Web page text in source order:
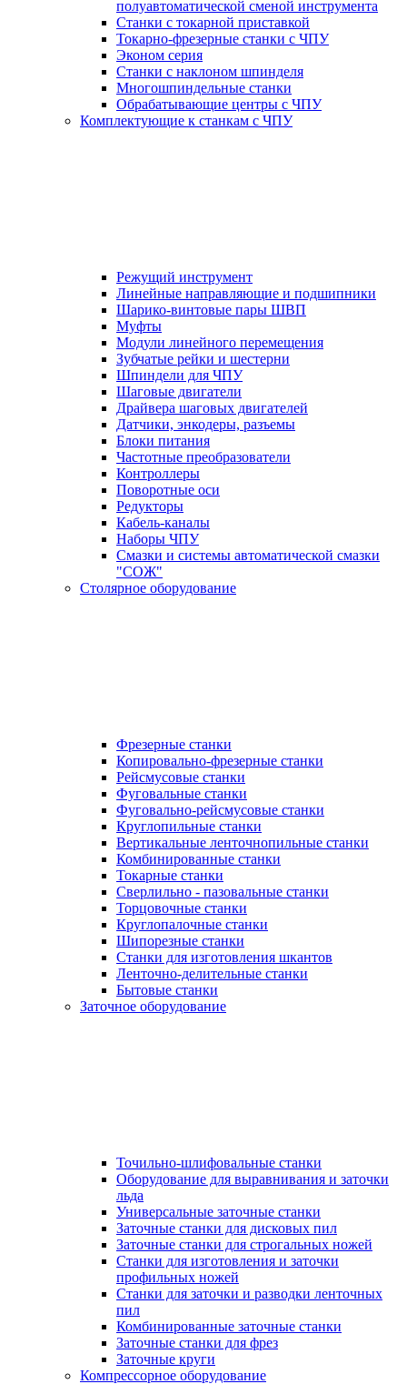
полуавтоматической сменой инструмента
Станки с токарной приставкой
Токарно-фрезерные станки с ЧПУ
Эконом серия
Станки с наклоном шпинделя
Многошпиндельные станки
Обрабатывающие центры с ЧПУ
Комплектующие к станкам с ЧПУ
Режущий инструмент
Линейные направляющие и подшипники
Шарико-винтовые пары ШВП
Муфты
Модули линейного перемещения
Зубчатые рейки и шестерни
Шпиндели для ЧПУ
Шаговые двигатели
Драйвера шаговых двигателей
Датчики, энкодеры, разъемы
Блоки питания
Частотные преобразователи
Контроллеры
Поворотные оси
Редукторы
Кабель-каналы
Наборы ЧПУ
Смазки и системы автоматической смазки
"СОЖ"
Столярное оборудование
Фрезерные станки
Копировально-фрезерные станки
Рейсмусовые станки
Фуговальные станки
Фуговально-рейсмусовые станки
Круглопильные станки
Вертикальные ленточнопильные станки
Комбинированные станки
Токарные станки
Сверлильно - пазовальные станки
Торцовочные станки
Круглопалочные станки
Шипорезные станки
Станки для изготовления шкантов
Ленточно-делительные станки
Бытовые станки
Заточное оборудование
Точильно-шлифовальные станки
Оборудование для выравнивания и заточки
льда
Универсальные заточные станки
Заточные станки для дисковых пил
Заточные станки для строгальных ножей
Станки для изготовления и заточки
профильных ножей
Станки для заточки и разводки ленточных
пил
Комбинированные заточные станки
Заточные станки для фрез
Заточные круги
Компрессорное оборудование